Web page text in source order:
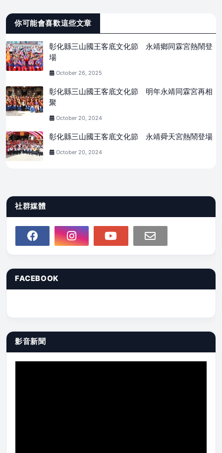
你可能會喜歡這些文章
彰化縣三山國王客底文化節 永靖鄉同霖宮熱鬧登
場
October 26, 2025
彰化縣三山國王客底文化節 明年永靖同霖宮再相
聚
October 20, 2024
彰化縣三山國王客底文化節 永靖舜天宮熱鬧登場
October 20, 2024
社群媒體
FACEBOOK
影音新聞